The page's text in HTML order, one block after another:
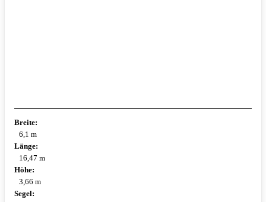
Breite:
6,1 m
Länge:
16,47 m
Höhe:
3,66 m
Segel: